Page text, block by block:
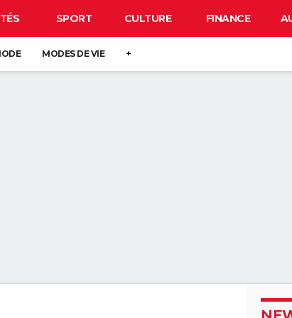
SPORT CULTURE FINANCE
MODES DE VIE +